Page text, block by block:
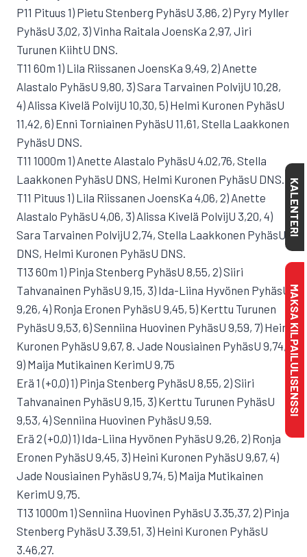
P11 Pituus 1) Pietu Stenberg PyhäsU 3,86, 2) Pyry Myller
PyhäsU 3,02, 3) Vinha Raitala JoensKa 2,97, Jiri
Turunen KiihtU DNS.
T11 60m 1) Lila Riissanen JoensKa 9,49, 2) Anette
Alastalo PyhäsU 9,80, 3) Sara Tarvainen PolvijU 10,28,
4) Alissa Kivelä PolvijU 10,30, 5) Helmi Kuronen PyhäsU
11,42, 6) Enni Torniainen PyhäsU 11,61, Stella Laakkonen
PyhäsU DNS.
T11 1000m 1) Anette Alastalo PyhäsU 4.02,76, Stella
Laakkonen PyhäsU DNS, Helmi Kuronen PyhäsU DNS.
T11 Pituus 1) Lila Riissanen JoensKa 4,06, 2) Anette
Alastalo PyhäsU 4,06, 3) Alissa Kivelä PolvijU 3,20, 4)
Sara Tarvainen PolvijU 2,74, Stella Laakkonen PyhäsU
DNS, Helmi Kuronen PyhäsU DNS.
T13 60m 1) Pinja Stenberg PyhäsU 8,55, 2) Siiri
Tahvanainen PyhäsU 9,15, 3) Ida-Liina Hyvönen PyhäsU
9,26, 4) Ronja Eronen PyhäsU 9,45, 5) Kerttu Turunen
PyhäsU 9,53, 6) Senniina Huovinen PyhäsU 9,59, 7) Heini
Kuronen PyhäsU 9,67, 8. Jade Nousiainen PyhäsU 9,74,
9) Maija Mutikainen KerimU 9,75
Erä 1 (+0,0) 1) Pinja Stenberg PyhäsU 8,55, 2) Siiri
Tahvanainen PyhäsU 9,15, 3) Kerttu Turunen PyhäsU
9,53, 4) Senniina Huovinen PyhäsU 9,59.
Erä 2 (+0,0) 1) Ida-Liina Hyvönen PyhäsU 9,26, 2) Ronja
Eronen PyhäsU 9,45, 3) Heini Kuronen PyhäsU 9,67, 4)
Jade Nousiainen PyhäsU 9,74, 5) Maija Mutikainen
KerimU 9,75.
T13 1000m 1) Senniina Huovinen PyhäsU 3.35,37, 2) Pinja
Stenberg PyhäsU 3.39,51, 3) Heini Kuronen PyhäsU
3.46,27.
KALENTERI
MAKSA KILPAILULISENSSI